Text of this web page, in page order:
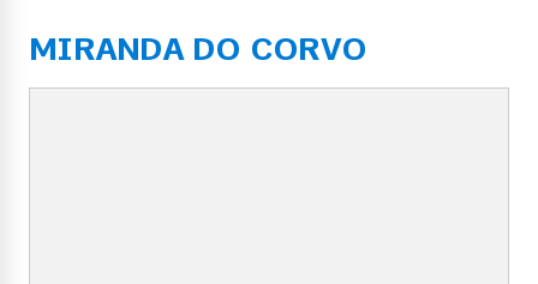
MIRANDA DO CORVO